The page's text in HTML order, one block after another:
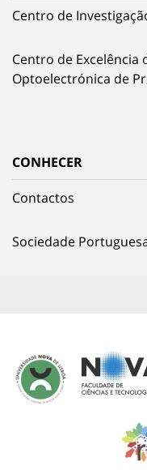
Centro de
Centro de
Optoelectrónica de
CONHECER
Contactos
Sociedade